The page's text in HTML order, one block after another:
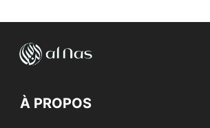
À PROPOS